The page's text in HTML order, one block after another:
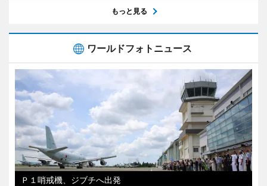
もっと見る
ワールドフォトニュース
Ｐ１哨戒機、ジブチへ出発